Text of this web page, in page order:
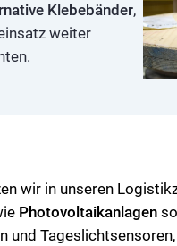
Klebebänder,
weiter
wir in unseren
Photovoltaikanlagen
und